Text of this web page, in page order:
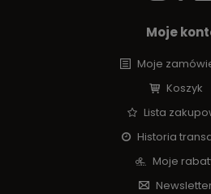
Moje
Moje
Koszyk
Lista
Historia
Moje